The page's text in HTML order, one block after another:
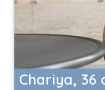
Chariya, 36